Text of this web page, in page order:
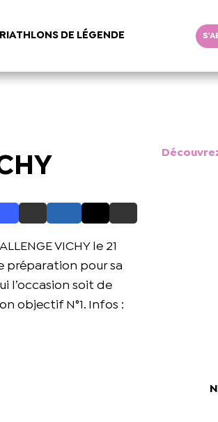
DE LÉGENDE
VICHY le 21
préparation pour sa
l’occasion soit de
objectif N°1. Infos :